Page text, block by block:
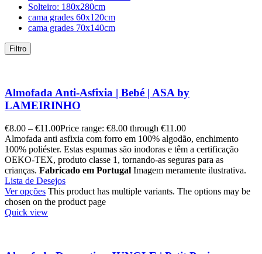
Solteiro: 180x280cm
cama grades 60x120cm
cama grades 70x140cm
Filtro
Almofada Anti-Asfixia | Bebé | ASA by
LAMEIRINHO
€8.00 – €11.00Price range: €8.00 through €11.00
Almofada anti asfixia com forro em 100% algodão, enchimento
100% poliéster. Estas espumas são inodoras e têm a certificação
OEKO-TEX, produto classe 1, tornando-as seguras para as
crianças. Fabricado em Portugal Imagem meramente ilustrativa.
Lista de Desejos
Ver opções This product has multiple variants. The options may be
chosen on the product page
Quick view